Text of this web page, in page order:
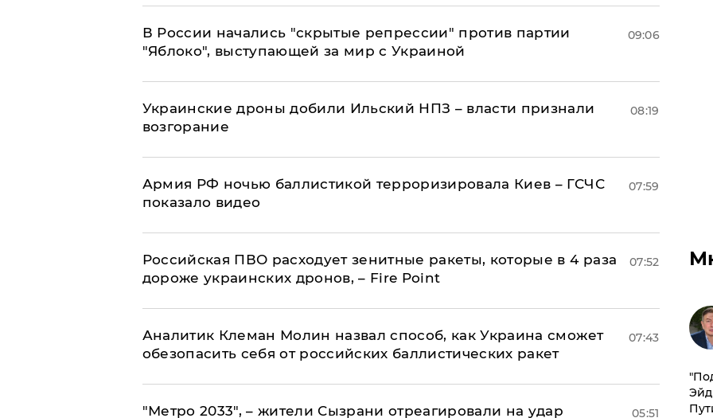
В России начались "скрытые репрессии" против партии
"Яблоко", выступающей за мир с Украиной
09:06
Украинские дроны добили Ильский НПЗ – власти признали
возгорание
08:19
Армия РФ ночью баллистикой терроризировала Киев – ГСЧС
показало видео
07:59
Российская ПВО расходует зенитные ракеты, которые в 4 раза
дороже украинских дронов, – Fire Point
07:52
Аналитик Клеман Молин назвал способ, как Украина сможет
обезопасить себя от российских баллистических ракет
07:43
"Метро 2033", – жители Сызрани отреагировали на удар
05:51